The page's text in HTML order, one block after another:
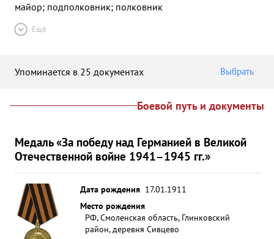
майор; подполковник; полковник
Ещё
Упоминается в 25 документах Выбрать
Боевой путь и документы
Медаль «За победу над Германией в Великой
Отечественной войне 1941–1945 гг.»
Дата рождения 17.01.1911
Место рождения
РФ, Смоленская область, Глинковский
район, деревня Сивцево